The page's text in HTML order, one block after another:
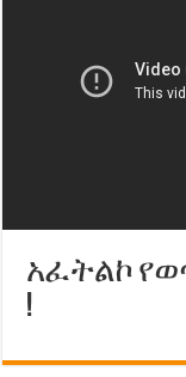
አፈትልኮ
!